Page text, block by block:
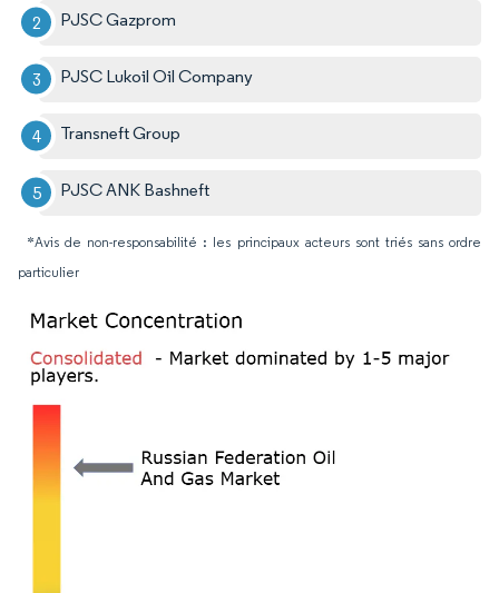
PJSC Gazprom
PJSC Lukoil Oil Company
Transneft Group
PJSC ANK Bashneft
*Avis de non-responsabilité : les principaux acteurs sont triés sans ordre
particulier